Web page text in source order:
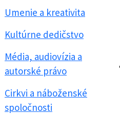
Umenie a kreativita
Kultúrne dedičstvo
Média, audiovízia a
autorské právo
Cirkvi a náboženské
spoločnosti